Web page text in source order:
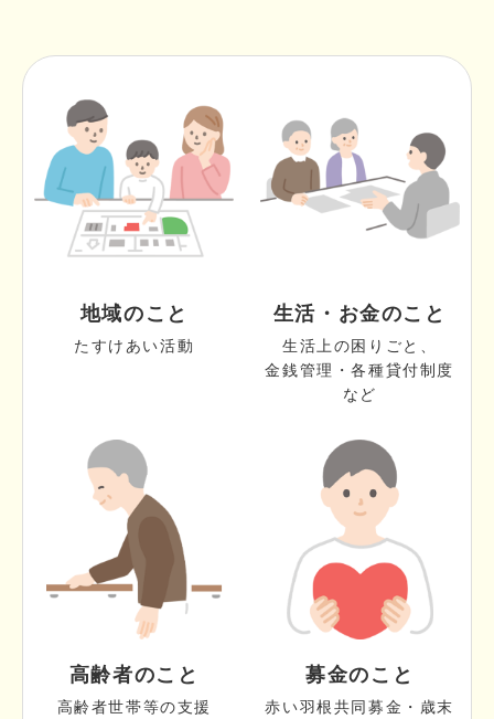
地域のこと
たすけあい活動
生活・お金のこと
生活上の困りごと、
金銭管理・各種貸付制度
など
高齢者のこと
高齢者世帯等の支援
募金のこと
赤い羽根共同募金・歳末